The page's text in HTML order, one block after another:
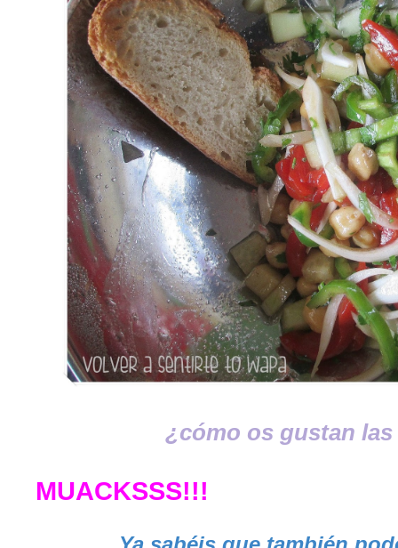
¿cómo os gustan
MUACKSSS!!!